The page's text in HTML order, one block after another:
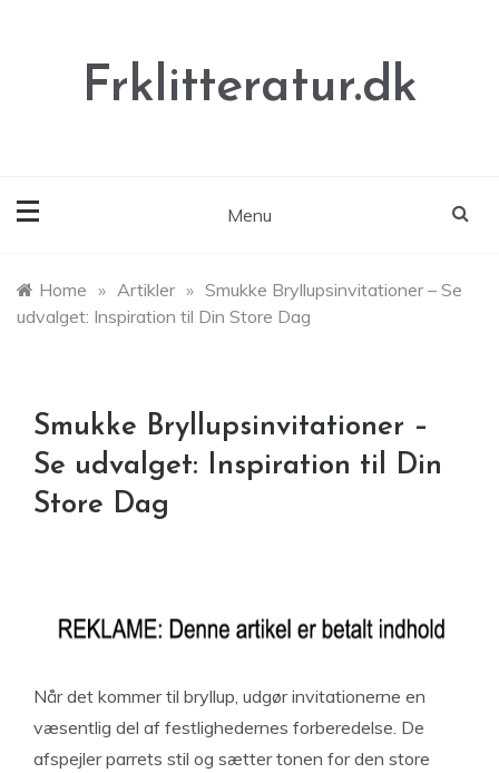
Frklitteratur.dk
Menu
Home » Artikler » Smukke Bryllupsinvitationer – Se
udvalget: Inspiration til Din Store Dag
Smukke Bryllupsinvitationer –
Se udvalget: Inspiration til Din
Store Dag
Når det kommer til bryllup, udgør invitationerne en
væsentlig del af festlighedernes forberedelse. De
afspejler parrets stil og sætter tonen for den store